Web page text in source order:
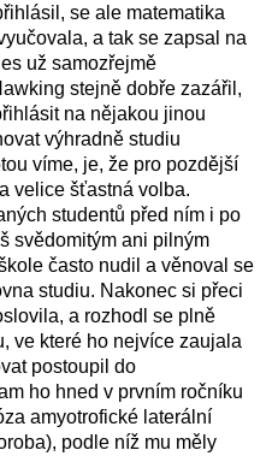
se ale matematika
a tak se zapsal na
už samozřejmě
stejně dobře zazářil,
na nějakou jinou
výhradně studiu
víme, je, že pro pozdější
velice šťastná volba.
studentů před ním i po
svědomitým ani pilným
často nudil a věnoval se
studiu. Nakonec si přeci
a rozhodl se plně
ve které ho nejvíce zaujala
postoupil do
ho hned v prvním ročníku
amyotrofické laterální
podle níž mu měly